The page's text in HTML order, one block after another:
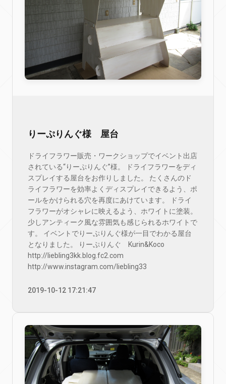
りーぷりんぐ様 屋台
ドライフラワー販売・ワークショップでイベント出店
されている“りーぷりんぐ”様。 ドライフラワーをディ
スプレイする屋台をお作りしました。 たくさんのド
ライフラワーを効率よくディスプレイできるよう、ポ
ールをかけられる穴を再度にあけています。 ドライ
フラワーがオシャレに映えるよう、ホワイトに塗装。
少しアンティーク風な雰囲気も感じられるホワイトで
す。 イベントでりーぷりんぐ様が一目でわかる屋台
となりました。 りーぷりんぐ Kurin&Koco
http://liebling3kk.blog.fc2.com
http://www.instagram.com/liebling33
2019-10-12 17:21:47